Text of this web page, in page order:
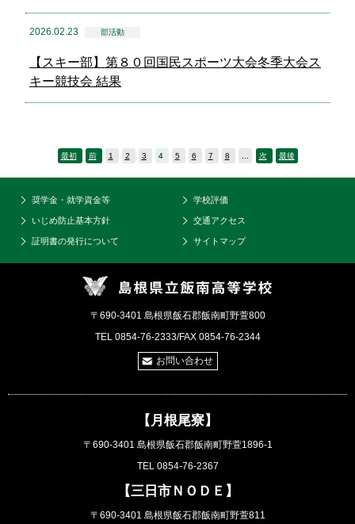
2026.02.23 部活動
【スキー部】第８０回国民スポーツ大会冬季大会ス
キー競技会 結果
最初 前 1 2 3 4 5 6 7 8 次 最後
奨学金・就学資金等 学校評価
いじめ防止基本方針 交通アクセス
証明書の発行について サイトマップ
〒690-3401 島根県飯石郡飯南町野萱800
TEL 0854-76-2333/FAX 0854-76-2344
お問い合わせ
【月根尾寮】
〒690-3401 島根県飯石郡飯南町野萱1896-1
TEL 0854-76-2367
【三日市ＮＯＤＥ】
〒690-3401 島根県飯石郡飯南町野萱811